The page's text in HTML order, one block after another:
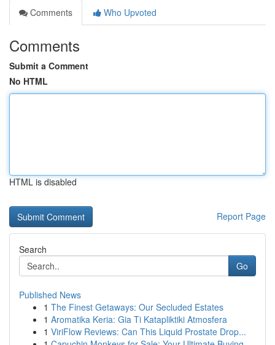
Comments
Who Upvoted
Comments
Submit a Comment
No HTML
HTML is disabled
Report Page
Search
Go
Published News
1 The Finest Getaways: Our Secluded Estates
1 Aromatika Keria: Gia Ti Katapliktiki Atmosfera
1 ViriFlow Reviews: Can This Liquid Prostate Drop...